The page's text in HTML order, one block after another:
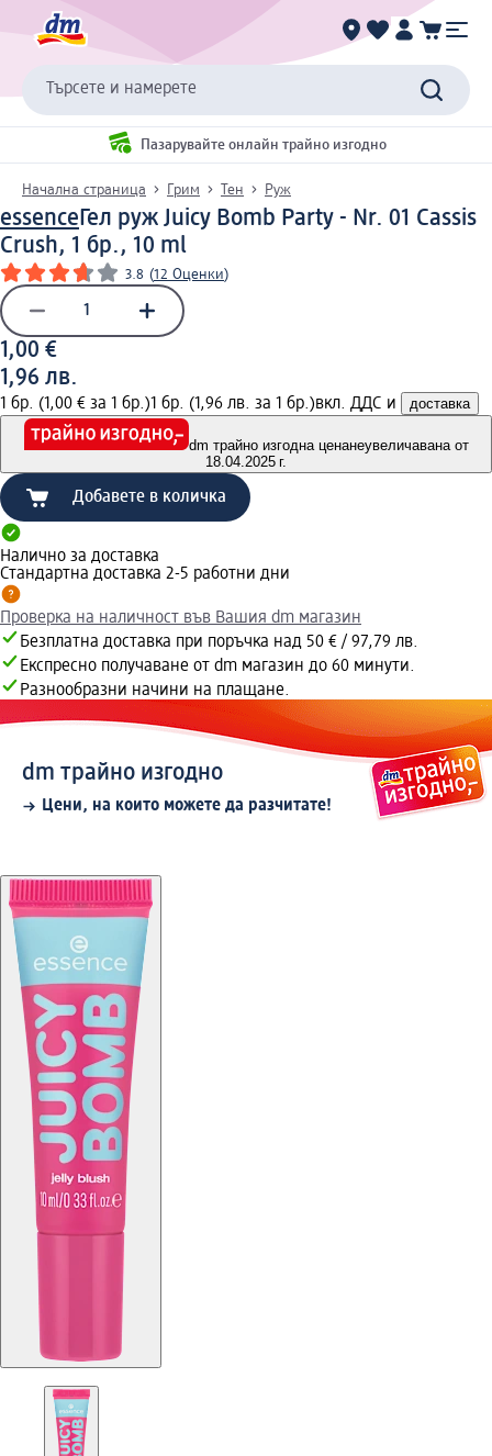
Търсете и намерете
Пазарувайте онлайн трайно изгодно
Начална страница Грим Тен Руж
essenceГел руж Juicy Bomb Party - Nr. 01 Cassis
Crush, 1 бр., 10 ml
3.8 (12 Оценки)
1,00 €
1,96 лв.
1 бр. (1,00 € за 1 бр.)1 бр. (1,96 лв. за 1 бр.)вкл. ДДС и доставка
dm трайно изгодна ценанеувеличавана от
18.04.2025 г.
Добавете в количка
Налично за доставка
Стандартна доставка 2-5 работни дни
Проверка на наличност във Вашия dm магазин
Безплатна доставка при поръчка над 50 € / 97,79 лв.
Експресно получаване от dm магазин до 60 минути.
Разнообразни начини на плащане.
dm трайно изгодно
Цени, на които можете да разчитате!